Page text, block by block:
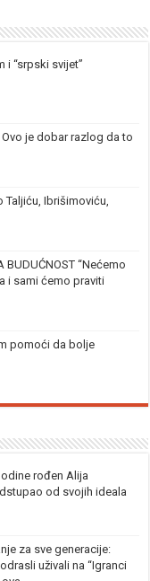
i “srpski svijet”
je dobar razlog da to
Ibrišimoviću,
BUDUĆNOST “Nećemo
i sami ćemo praviti
pomoći da bolje
rođen Alija
od svojih ideala
za sve generacije:
uživali na “Igranci